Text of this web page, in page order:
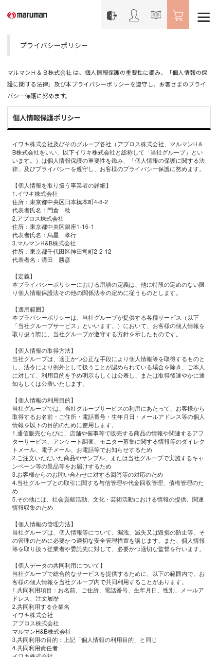
プライバシーポリシー
マルマンＨ＆Ｂ株式会社 は、個人情報保護の重要性に鑑み、「個人情報の保
護に関する法律」及び本プライバシーポリシーを遵守し、お客さまのプライ
バシー保護に努めます。
個人情報保護ポリシー
イワキ株式会社及びそのグループ各社（アプロス株式会社、マルマンH＆
B株式会社をいい、以下イワキ株式会社と総称して「当社グループ」とい
います。）は個人情報保護の重要性を鑑み、「個人情報の保護に関する法
律」及びプライバシーを遵守し、お客様のプライバシー保護に努めます。
【個人情報を取り扱う事業者の詳細】
1.イワキ株式会社
住所：東京都中央区日本橋本町4-8-2
代表者氏名：門倉 稔
2.アプロス株式会社
住所：東京都中央区銀座1-16-1
代表者氏名：烏星 孝行
3.マルマンH&B株式会社
住所：東京都千代田区神田司町2-2-12
代表者名：溝田 勝彦
【定義】
本プライバシーポリシーにおける用語の定義は、他に特段の定めのない限
り個人情報保護法その他の関係法令の定めに従うものとします。
【適用範囲】
本プラバシーポリシーは、当社グループが提供する各種サービス（以下
「当社グループサービス」といいます。）において、お客様の個人情報を
取り扱う際に、当社グループが遵守する方針を示したものです。
【個人情報の取得方法】
当社グループは、適正かつ公正な手段により個人情報等を取得するものと
し、法令により例外として扱うことが認められている場合を除き、ご本人
に対して、利用目的を予め明示もしくは公表し、または取得後速やかに通
知もしくは公表いたします。
【個人情報の利用目的】
当社グループでは、当社グループサービスの利用にあたって、お客様から
取得するお名前・ご住所・電話番号・生年月日・メールアドレス等の個人
情報を以下の目的のために使用します。
1.通信販売ならびに、店舗や催事等で販売する商品の情報や関連するアフ
ターサービス、アンケート調査、モニター募集に関する情報等のダイレク
トメール、電子メール、お電話等でお知らせするため
2.ご注文いただいた商品やサンプル、または当社グループで実施するキャ
ンペーン等の景品等をお届けするため
3.お客様からのお問い合わせに対する回答等の対応のため
4.当社グループとの取引に関する与信管理や代金回収管理、債権管理のた
め
5.その他には、社会貢献活動、文化・芸術活動における情報の提供、関連
情報収集のため
【個人情報の管理方法】
当社グループは、個人情報等について、漏洩、滅失又は毀損の防止等、そ
の管理のために必要かつ適切な安全管理措置を講じます。また、個人情報
等を取り扱う従業者や委託先に対して、必要かつ適切な監督を行います。
【個人データの共同利用について】
当社グループで総合的なサービスを提供するために、以下の範囲内で、お
客様の個人情報を当社グループ内で共同利用することがあります。
1.共同利用項目：お名前、ご住所、電話番号、生年月日、性別、メールア
ドレス、注文履歴
2.共同利用する企業名
イワキ株式会社
アプロス株式会社
マルマンH&B株式会社
3.共同利用の目的：上記「個人情報の利用目的」と同じ
4.共同利用責任者